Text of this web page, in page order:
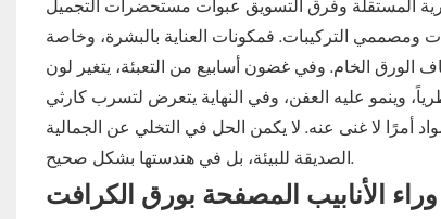
المستقلة وفرق التسويق عبوات مستحضرات التجميل
ومصممي التركيبات. فمكونات العناية بالبشرة، وخاصة
الورق الخام. وفي غضون أسابيع من التعبئة، يتغير لون
أمرًا لا غنى عنه. لا يكمن الحل في التخلي عن الجمالية
الصديقة للبيئة، بل في هندستها بشكل صحيح.
الأنابيب المصفحة بورق الكرافت